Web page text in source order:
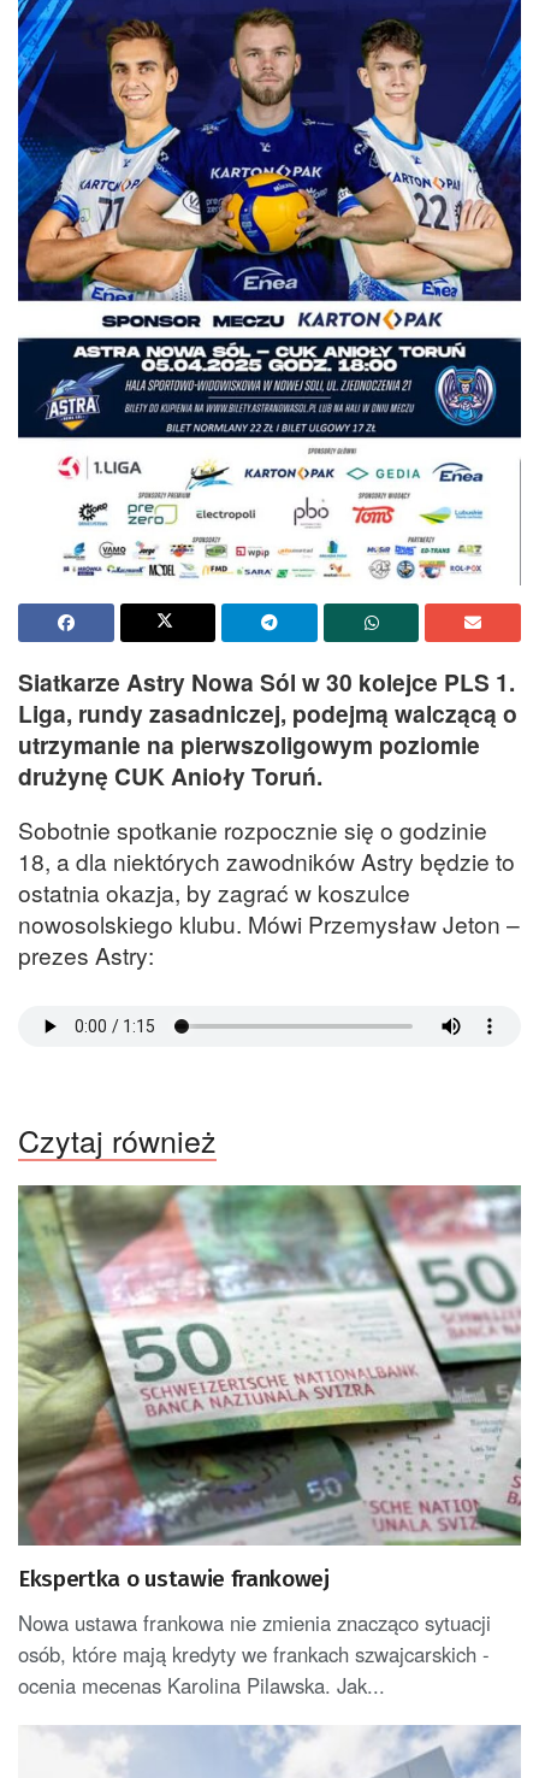
Siatkarze Astry Nowa Sól w 30 kolejce PLS 1.
Liga, rundy zasadniczej, podejmą walczącą o
utrzymanie na pierwszoligowym poziomie
drużynę CUK Anioły Toruń.
Sobotnie spotkanie rozpocznie się o godzinie
18, a dla niektórych zawodników Astry będzie to
ostatnia okazja, by zagrać w koszulce
nowosolskiego klubu. Mówi Przemysław Jeton –
prezes Astry:
Czytaj również
Ekspertka o ustawie frankowej
Nowa ustawa frankowa nie zmienia znacząco sytuacji
osób, które mają kredyty we frankach szwajcarskich -
ocenia mecenas Karolina Pilawska. Jak...